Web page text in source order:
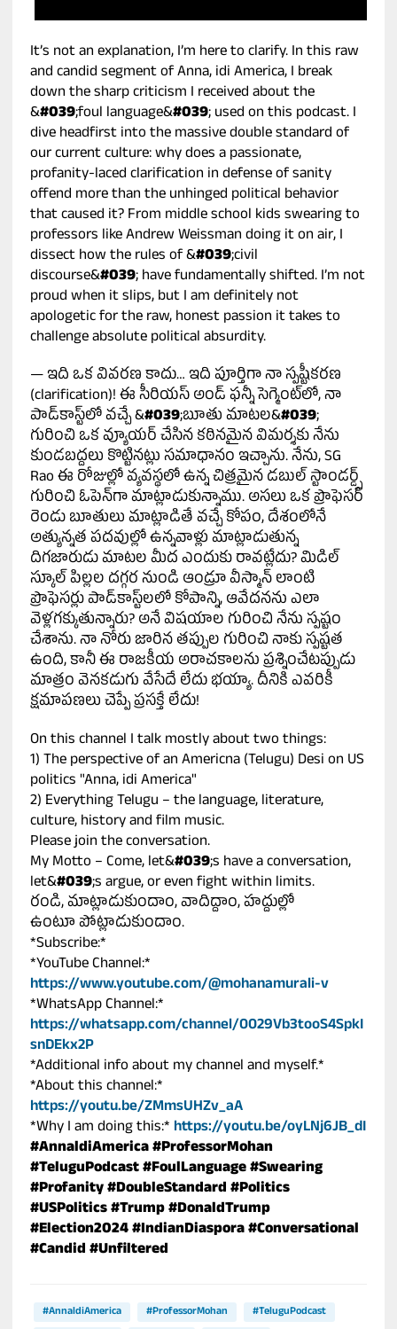
It’s not an explanation, I’m here to clarify. In this raw
and candid segment of Anna, idi America, I break
down the sharp criticism I received about the
&#039;foul language&#039; used on this podcast. I
dive headfirst into the massive double standard of
our current culture: why does a passionate,
profanity-laced clarification in defense of sanity
offend more than the unhinged political behavior
that caused it? From middle school kids swearing to
professors like Andrew Weissman doing it on air, I
dissect how the rules of &#039;civil
discourse&#039; have fundamentally shifted. I’m not
proud when it slips, but I am definitely not
apologetic for the raw, honest passion it takes to
challenge absolute political absurdity.
— ఇది ఒక వివరణ కాదు… ఇది పూర్తిగా నా స్పష్టీకరణ
(clarification)! ఈ సీరియస్ అండ్ ఫన్నీ సెగ్మెంట్‌లో, నా
పాడ్‌కాస్ట్‌లో వచ్చే &#039;బూతు మాటల&#039;
గురించి ఒక వ్యూయర్ చేసిన కఠినమైన విమర్శకు నేను
కుండబద్దలు కొట్టినట్లు సమాధానం ఇచ్చాను. నేను, SG
Rao ఈ రోజుల్లో వ్యవస్థలో ఉన్న చిత్రమైన డబుల్ స్టాండర్డ్స్
గురించి ఓపెన్‌గా మాట్లాడుకున్నాము. అసలు ఒక ప్రొఫెసర్
రెండు బూతులు మాట్లాడితే వచ్చే కోపం, దేశంలోనే
అత్యున్నత పదవుల్లో ఉన్నవాళ్లు మాట్లాడుతున్న
దిగజారుడు మాటల మీద ఎందుకు రావట్లేదు? మిడిల్
స్కూల్ పిల్లల దగ్గర నుండి ఆండ్రూ వీస్మాన్ లాంటి
ప్రొఫెసర్లు పాడ్‌కాస్ట్‌లలో కోపాన్ని, ఆవేదనను ఎలా
వెళ్లగక్కుతున్నారు? అనే విషయాల గురించి నేను స్పష్టం
చేశాను. నా నోరు జారిన తప్పుల గురించి నాకు స్పష్టత
ఉంది, కానీ ఈ రాజకీయ అరాచకాలను ప్రశ్నించేటప్పుడు
మాత్రం వెనకడుగు వేసేదే లేదు భయ్యా. దీనికి ఎవరికీ
క్షమాపణలు చెప్పే ప్రసక్తే లేదు!
On this channel I talk mostly about two things:
1) The perspective of an Americna (Telugu) Desi on US
politics "Anna, idi America"
2) Everything Telugu – the language, literature,
culture, history and film music.
Please join the conversation.
My Motto – Come, let&#039;s have a conversation,
let&#039;s argue, or even fight within limits.
రండి, మాట్లాడుకుందాం, వాదిద్దాం, హద్దుల్లో
ఉంటూ పోట్లాడుకుందాం.
*Subscribe:*
*YouTube Channel:*
https://www.youtube.com/@mohanamurali-v
*WhatsApp Channel:*
https://whatsapp.com/channel/0029Vb3tooS4SpkI
snDEkx2P
*Additional info about my channel and myself.*
*About this channel:*
https://youtu.be/ZMmsUHZv_aA
*Why I am doing this:* https://youtu.be/oyLNj6JB_dI
#AnnaldiAmerica#ProfessorMohan
#TeluguPodcast#FoulLanguage#Swearing
#Profanity#DoubleStandard #Politics
#USPolitics#Trump#DonaldTrump
#Election2024#IndianDiaspora#Conversational
#Candid #Unfiltered
#AnnaldiAmerica #ProfessorMohan
#TeluguPodcast